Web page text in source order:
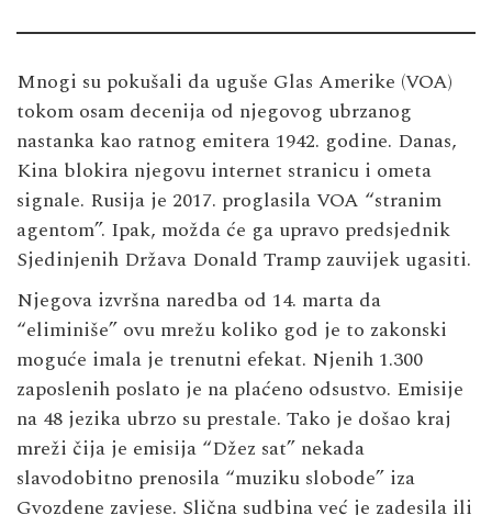
Mnogi su pokušali da uguše Glas Amerike (VOA)
tokom osam decenija od njegovog ubrzanog
nastanka kao ratnog emitera 1942. godine. Danas,
Kina blokira njegovu internet stranicu i ometa
signale. Rusija je 2017. proglasila VOA “stranim
agentom”. Ipak, možda će ga upravo predsjednik
Sjedinjenih Država Donald Tramp zauvijek ugasiti.
Njegova izvršna naredba od 14. marta da
“eliminiše” ovu mrežu koliko god je to zakonski
moguće imala je trenutni efekat. Njenih 1.300
zaposlenih poslato je na plaćeno odsustvo. Emisije
na 48 jezika ubrzo su prestale. Tako je došao kraj
mreži čija je emisija “Džez sat” nekada
slavodobitno prenosila “muziku slobode” iza
Gvozdene zavjese. Slična sudbina već je zadesila ili